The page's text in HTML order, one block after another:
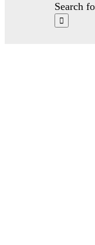
Search